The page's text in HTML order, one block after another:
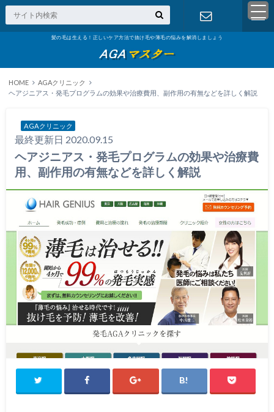
髪の毛は生える！正しいケア方法で抜け毛や薄毛の悩みを解消しましょう
HOME
AGAクリニック
ヘアジニアス・発毛プログラムの効果や治療費用、副作用の有無などを詳しく解説
AGAクリニック
最終更新日 2020.09.15
ヘアジニアス・発毛プログラムの効果や治療費
用、副作用の有無などを詳しく解説